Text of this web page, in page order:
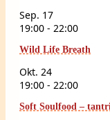
Sep. 17
19:00 - 22:00
Wild Life Breath
Okt. 24
19:00 - 22:00
Soft Soulfood –